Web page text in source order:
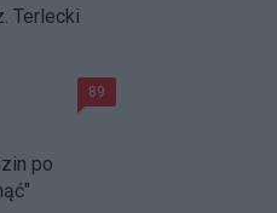
Terlecki
89
po